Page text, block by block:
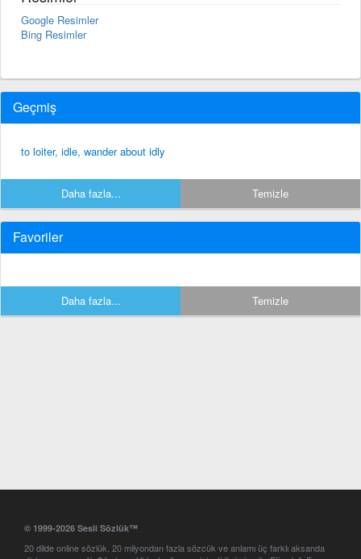
Google Resimler
Bing Resimler
Geçmiş
to loiter, idle, wander about idly
Daha fazla... Temizle
Favoriler
Daha fazla... Temizle
© 1999-2026 Sesli Sözlük™
20 dilde online sözlük. 20 milyondan fazla sözcük ve anlamı üç farklı aksanda